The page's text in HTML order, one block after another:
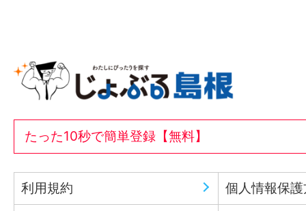
たった10秒で簡単登録【無料】
利用規約 個人情報保